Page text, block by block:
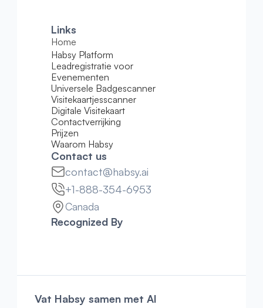
Links
Home
Habsy Platform
Leadregistratie voor
Evenementen
Universele Badgescanner
Visitekaartjesscanner
Digitale Visitekaart
Contactverrijking
Prijzen
Waarom Habsy
Contact us
contact@habsy.ai
+1-888-354-6953
Canada
Recognized By
Vat Habsy samen met AI